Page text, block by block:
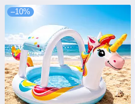
–10%